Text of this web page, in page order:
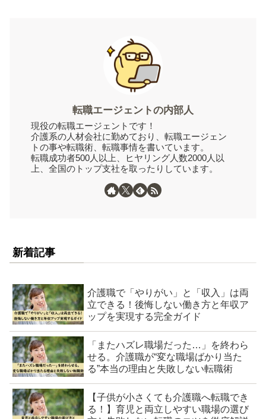
転職エージェントの内部人
現役の転職エージェントです！
介護系の人材会社に勤めており、転職エージェン
トの事や転職術、転職事情を書いています。
転職成功者500人以上、ヒヤリング人数2000人以
上、全国のトップ支社を取ったりしています。
新着記事
介護職で「やりがい」と「収入」は両
立できる！後悔しない働き方と年収ア
ップを実現する完全ガイド
「またハズレ職場だった…」を終わら
せる。介護職が“変な職場ばかり当た
る”本当の理由と失敗しない転職術
【子供が小さくても介護職へ転職でき
る！】育児と両立しやすい職場の選び